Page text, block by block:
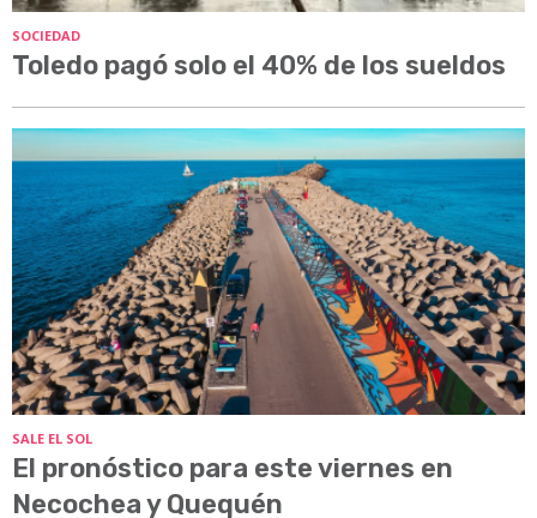
SOCIEDAD
Toledo pagó solo el 40% de los sueldos
SALE EL SOL
El pronóstico para este viernes en
Necochea y Quequén